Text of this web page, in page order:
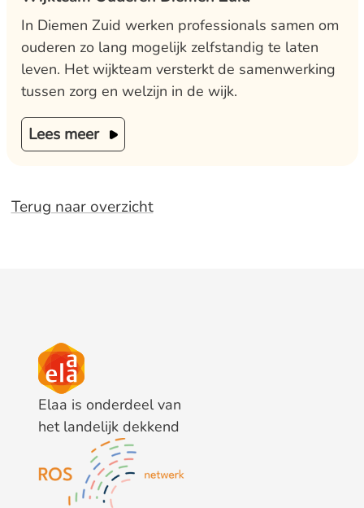
In Diemen Zuid werken professionals samen om
ouderen zo lang mogelijk zelfstandig te laten
leven. Het wijkteam versterkt de samenwerking
tussen zorg en welzijn in de wijk.
Lees meer
Terug naar overzicht
Elaa is onderdeel van
het landelijk dekkend